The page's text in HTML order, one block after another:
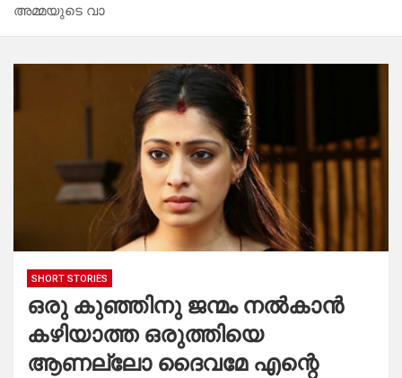
അമ്മയുടെ വാ
SHORT STORIES
ഒരു കുഞ്ഞിനു ജന്മം നൽകാൻ
കഴിയാത്ത ഒരുത്തിയെ
ആണല്ലോ ദൈവമേ എന്റെ